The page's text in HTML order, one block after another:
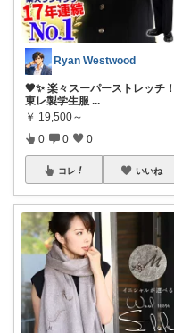
Ryan Westwood
🖤✨ 楽々スーパーストレッチ！
東レ製学生服 ...
￥ 19,500～
0 0 0
コレ いいね